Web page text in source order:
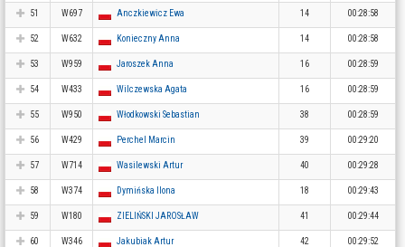
51 W697 Anczkiewicz Ewa 14 00:28:58
52 W632 Konieczny Anna 14 00:28:58
53 W959 Jaroszek Anna 16 00:28:59
54 W433 Wilczewska Agata 16 00:28:59
55 W950 Włodkowski Sebastian 38 00:28:59
56 W429 Perchel Marcin 39 00:29:20
57 W714 Wasilewski Artur 40 00:29:28
58 W374 Dymińska Ilona 18 00:29:43
59 W180 ZIELIŃSKI JAROSŁAW 41 00:29:44
60 W346 Jakubiak Artur 42 00:29:52